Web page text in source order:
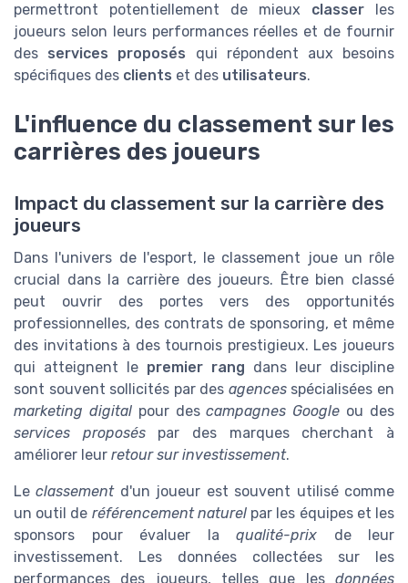
permettront potentiellement de mieux classer les
joueurs selon leurs performances réelles et de fournir
des services proposés qui répondent aux besoins
spécifiques des clients et des utilisateurs.
L'influence du classement sur les
carrières des joueurs
Impact du classement sur la carrière des
joueurs
Dans l'univers de l'esport, le classement joue un rôle
crucial dans la carrière des joueurs. Être bien classé
peut ouvrir des portes vers des opportunités
professionnelles, des contrats de sponsoring, et même
des invitations à des tournois prestigieux. Les joueurs
qui atteignent le premier rang dans leur discipline
sont souvent sollicités par des agencesspécialisées en
marketing digitalpour descampagnes Google ou des
services proposéspar des marques cherchant à
améliorer leur retour sur investissement.
Leclassementd'un joueur est souvent utilisé comme
un outil de référencement naturelpar les équipes et les
sponsors pour évaluer la qualité-prix de leur
investissement. Les données collectées sur les
performances des joueurs, telles que les données